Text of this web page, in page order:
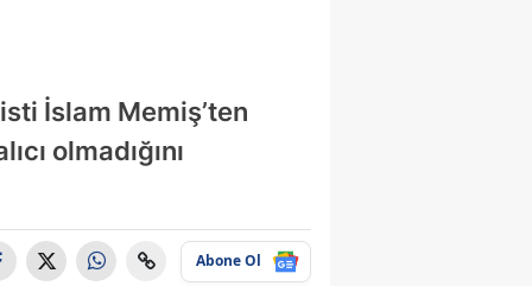
İslam Memiş’ten
olmadığını
Abone Ol